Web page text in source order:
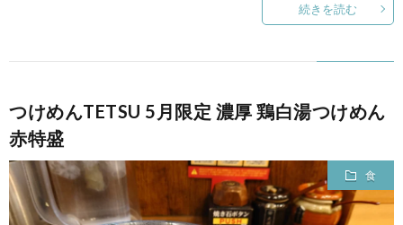
続きを読む
つけめんTETSU 5月限定 濃厚 鶏白湯つけめん
赤特盛
食